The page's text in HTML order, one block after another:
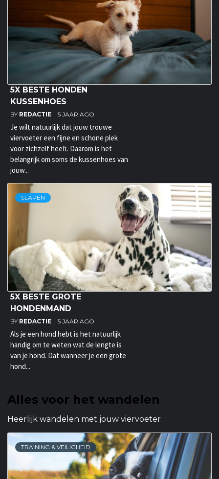
5X BESTE HONDEN
KUSSENHOES
BY REDACTIE 5 JAAR AGO
Je wilt natuurlijk dat jouw trouwe
viervoeter een fijne en schone plek
voor zichzelf heeft. Daarom is het
belangrijk om soms de kussenhoes van
jouw...
SLAPEN
5X BESTE GROTE
HONDENMAND
BY REDACTIE 5 JAAR AGO
Als je een hond hebt is het natuurlijk
handig om te weten wat de lengte is
van je hond. Dat wanneer je een grote
hond...
Alles voor het wandelen
Heerlijk wandelen met jouw viervoeter
TRAINING & VEILIGHEID